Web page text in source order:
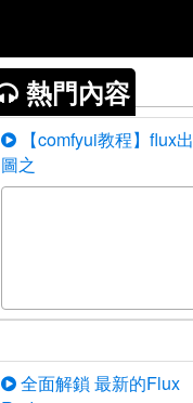
熱門內容
【comfyui教程】flux出
圖之
全面解鎖 最新的Flux